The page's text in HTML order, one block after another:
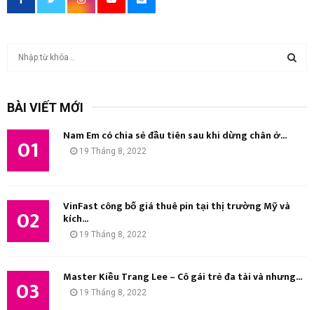
BÀI VIẾT MỚI
01 Nam Em có chia sẻ đầu tiên sau khi dừng chân ở...
19 Tháng 8, 2022
02 VinFast công bố giá thuê pin tại thị trường Mỹ và
kích...
19 Tháng 8, 2022
03 Master Kiều Trang Lee – Cô gái trẻ đa tài và nhưng...
19 Tháng 8, 2022